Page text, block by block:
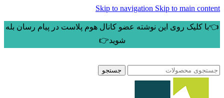
Skip to navigation Skip to main content
👈با کلیک روی این نوشته عضو کانال هوم پلاست در پیام رسان بله
شوید👉
جستجو